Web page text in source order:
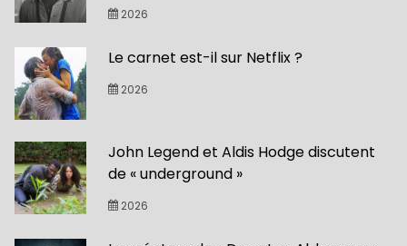
2026
Le carnet est-il sur Netflix ?
2026
John Legend et Aldis Hodge discutent
de « underground »
2026